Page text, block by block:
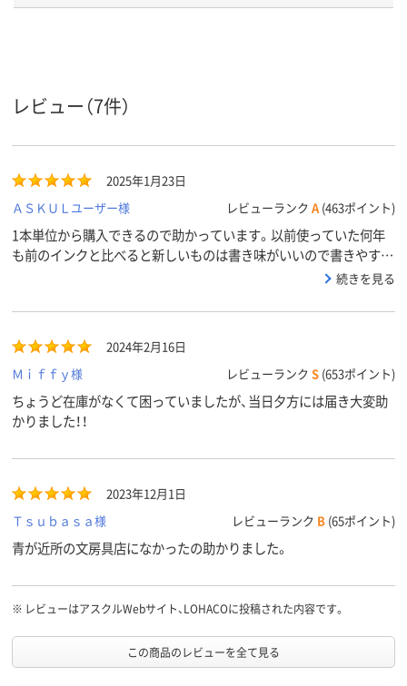
アスクル
商品環境
レビュー（7件）
2025年1月23日
ＡＳＫＵＬユーザー様
レビューランク A (463ポイント)
1本単位から購入できるので助かっています。以前使っていた何年
も前のインクと比べると新しいものは書き味がいいので書きやすく
なりました。青はなかなか減ってはいかないのですが、インクがな
続きを見る
2024年2月16日
Ｍｉｆｆｙ様
レビューランク S (653ポイント)
ちょうど在庫がなくて困っていましたが、当日夕方には届き大変助
かりました！！
2023年12月1日
Ｔｓｕｂａｓａ様
レビューランク B (65ポイント)
青が近所の文房具店になかったの助かりました。
※ レビューはアスクルWebサイト、LOHACOに投稿された内容です。
この商品のレビューを全て見る